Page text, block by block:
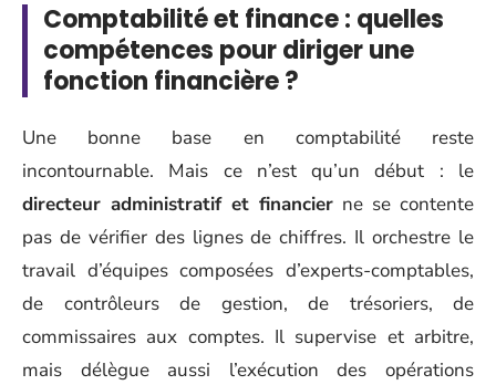
Comptabilité et finance : quelles
compétences pour diriger une
fonction financière ?
Une bonne base en comptabilité reste
incontournable. Mais ce n’est qu’un début : le
directeur administratif et financier ne se contente
pas de vérifier des lignes de chiffres. Il orchestre le
travail d’équipes composées d’experts-comptables,
de contrôleurs de gestion, de trésoriers, de
commissaires aux comptes. Il supervise et arbitre,
mais délègue aussi l’exécution des opérations